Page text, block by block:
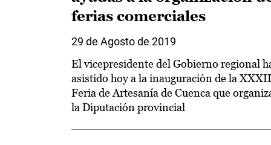
ferias comerciales
29 de Agosto de 2019
El vicepresidente del Gobierno regional
asistido hoy a la inauguración de la
Feria de Artesanía de Cuenca que
la Diputación provincial